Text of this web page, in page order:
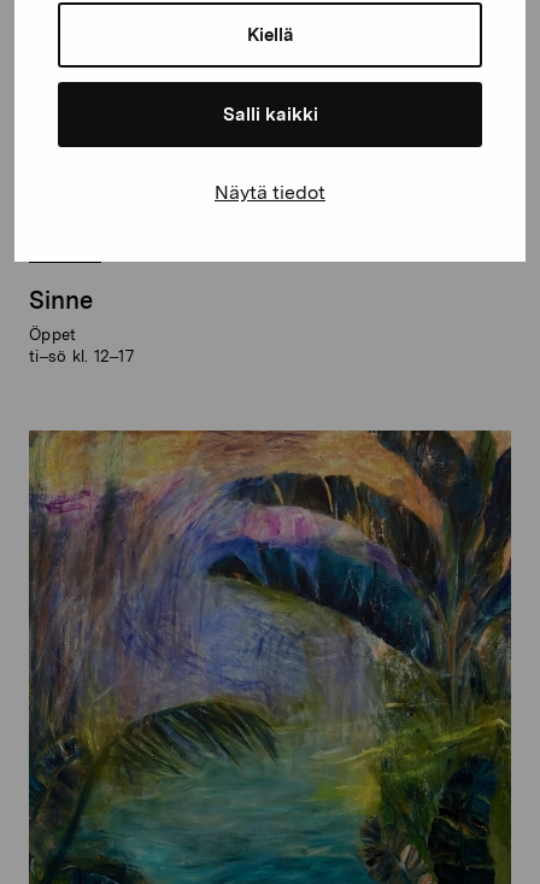
Kiellä
Salli kaikki
Näytä tiedot
Aktuella utställningar
Elverket
Sinne
Öppet
ti–sö kl. 12–17